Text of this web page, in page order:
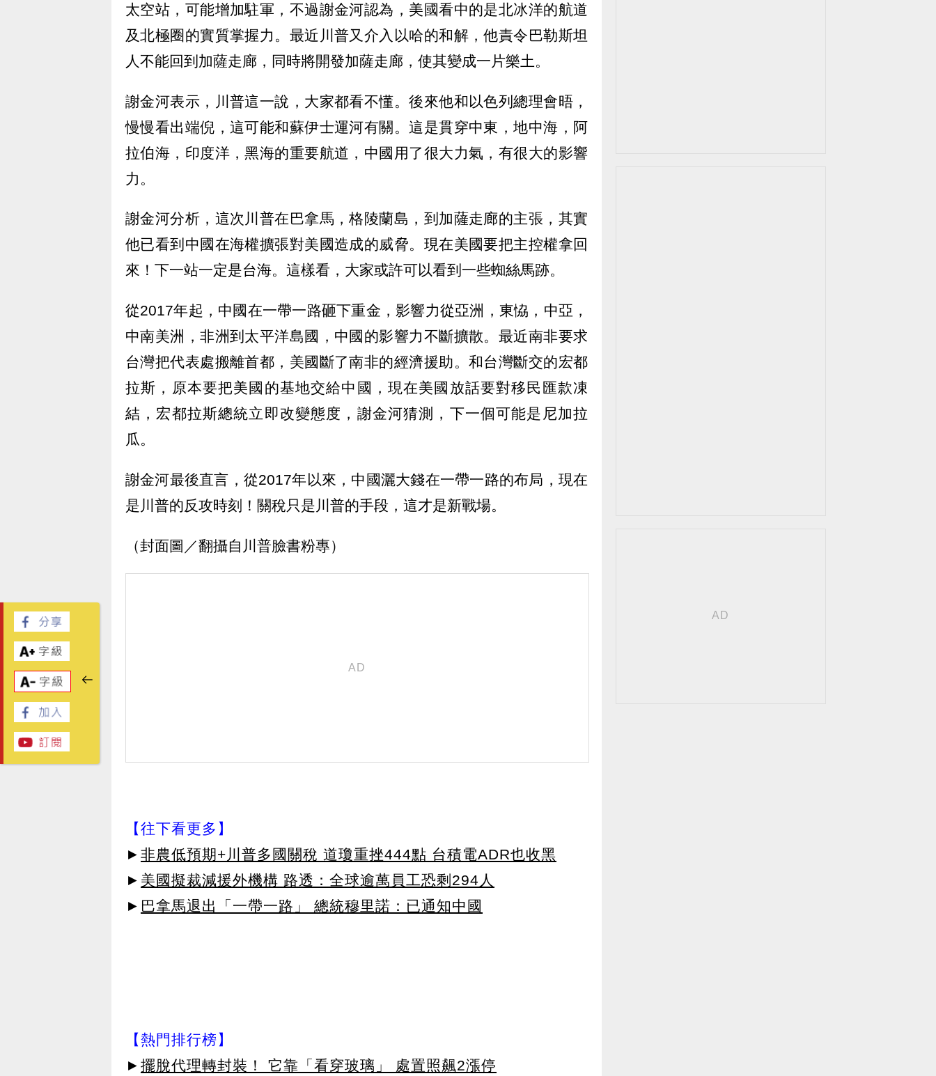
太空站，可能增加駐軍，不過謝金河認為，美國看中的是北冰洋的航道
及北極圈的實質掌握力。最近川普又介入以哈的和解，他責令巴勒斯坦
人不能回到加薩走廊，同時將開發加薩走廊，使其變成一片樂土。
謝金河表示，川普這一說，大家都看不懂。後來他和以色列總理會晤，
慢慢看出端倪，這可能和蘇伊士運河有關。這是貫穿中東，地中海，阿
拉伯海，印度洋，黑海的重要航道，中國用了很大力氣，有很大的影響
力。
謝金河分析，這次川普在巴拿馬，格陵蘭島，到加薩走廊的主張，其實
他已看到中國在海權擴張對美國造成的威脅。現在美國要把主控權拿回
來！下一站一定是台海。這樣看，大家或許可以看到一些蜘絲馬跡。
從2017年起，中國在一帶一路砸下重金，影響力從亞洲，東恊，中亞，
中南美洲，非洲到太平洋島國，中國的影響力不斷擴散。最近南非要求
台灣把代表處搬離首都，美國斷了南非的經濟援助。和台灣斷交的宏都
拉斯，原本要把美國的基地交給中國，現在美國放話要對移民匯款凍
結，宏都拉斯總統立即改變態度，謝金河猜測，下一個可能是尼加拉
瓜。
謝金河最後直言，從2017年以來，中國灑大錢在一帶一路的布局，現在
是川普的反攻時刻！關稅只是川普的手段，這才是新戰場。
（封面圖／翻攝自川普臉書粉專）
【往下看更多】
► 非農低預期+川普多國關稅 道瓊重挫444點 台積電ADR也收黑
► 美國擬裁減援外機構 路透：全球逾萬員工恐剩294人
► 巴拿馬退出「一帶一路」 總統穆里諾：已通知中國
【熱門排行榜】
► 擺脫代理轉封裝！ 它靠「看穿玻璃」 處置照飆2漲停